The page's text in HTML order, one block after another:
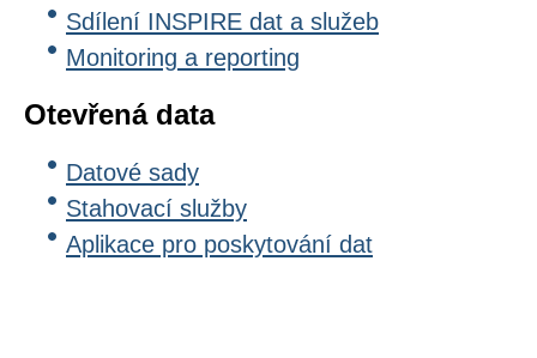
Sdílení INSPIRE dat a služeb
Monitoring a reporting
Otevřená data
Datové sady
Stahovací služby
Aplikace pro poskytování dat